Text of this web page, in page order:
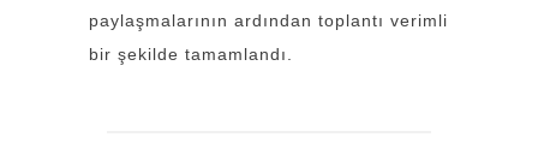
paylaşmalarının ardından toplantı verimli
bir şekilde tamamlandı.